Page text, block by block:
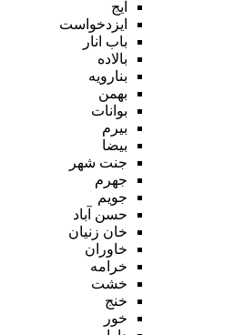
ایج
ایزدخواست
باب انار
بالاده
بنارویه
بهمن
بوانات
بیرم
بیضا
جنت شهر
جهرم
جویم
حسن آباد
خان زنیان
خاوران
خرامه
خشت
خنج
خور